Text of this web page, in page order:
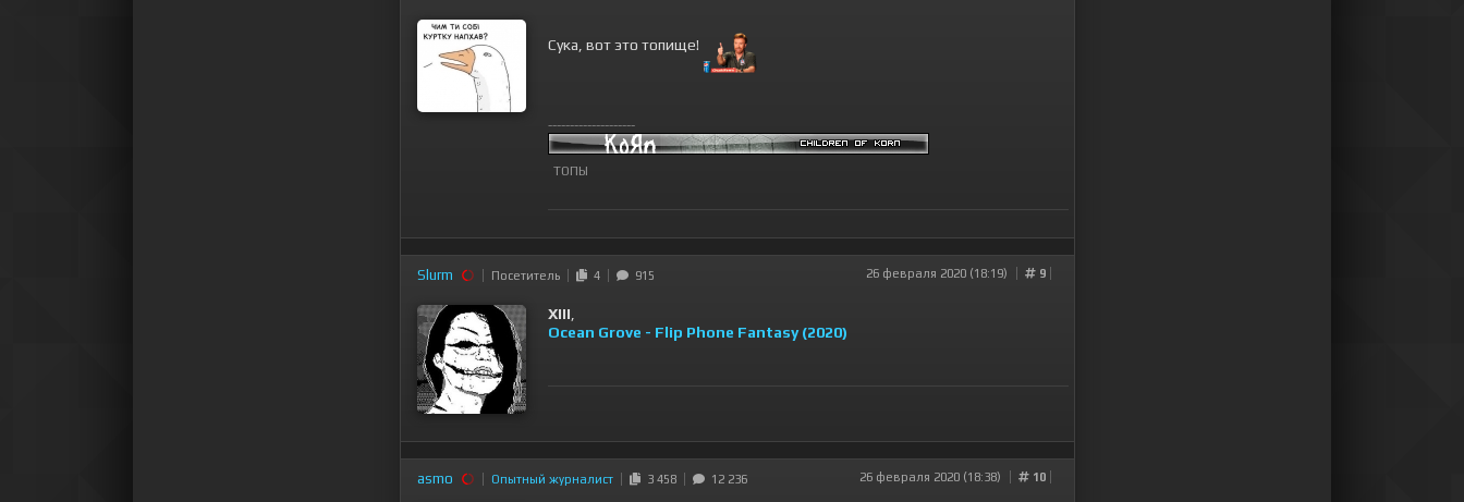
Сука, вот это топище!
--------------------
ТОПЫ
Slurm Посетитель 4 915 26 февраля 2020 (18:19) 9
XIII
Ocean Grove - Flip Phone Fantasy (2020)
asmo Опытный журналист 3 458 12 236 26 февраля 2020 (18:38) 10